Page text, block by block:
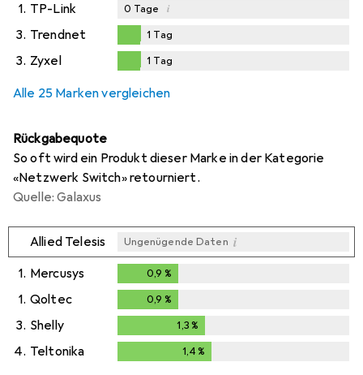
1. TP-Link 0 Tage i
3. Trendnet
Tag
1 Tag
3. Zyxel 1 Tag
Alle 25 Marken vergleichen
Rückgabequote
So oft wird ein Produkt dieser Marke in der Kategorie
«Netzwerk Switch» retourniert.
Quelle: Galaxus
Allied Telesis Ungenügende Daten i
1. Mercusys 0,9 %
1. Qoltec 0,9 %
3. Shelly 1,3 %
4. Teltonika 1,4 %